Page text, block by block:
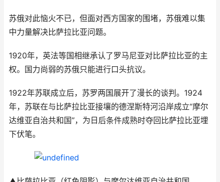
苏俄对此恼火不已，但面对西方国家的围堵，苏俄难以集
中力量解决比萨拉比亚问题。
1920年，英法等国相继承认了罗马尼亚对比萨拉比亚的主
权。国力尚弱的苏俄只能进行口头抗议。
1922年苏联成立后，苏罗两国展开了漫长的谈判。1924
年，苏联在与比萨拉比亚接壤的德涅斯特河沿岸成立“摩尔
达维亚自治共和国”，为日后条件成熟时夺回比萨拉比亚埋
下伏笔。